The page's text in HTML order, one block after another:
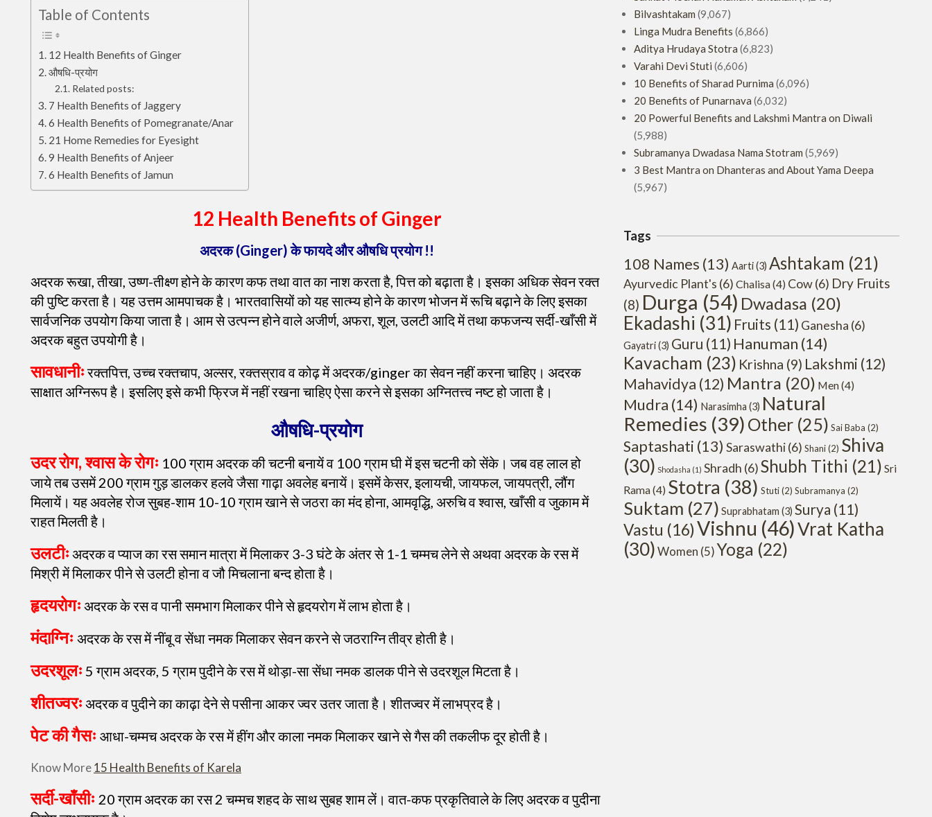
Table of Contents
12 Health Benefits of Ginger
औषधि-प्रयोग
Related posts:
7 Health Benefits of Jaggery
6 Health Benefits of Pomegranate/Anar
21 Home Remedies for Eyesight
9 Health Benefits of Anjeer
6 Health Benefits of Jamun
12 Health Benefits of Ginger
अदरक (Ginger) के फायदे और औषधि प्रयोग !!
अदरक रूखा, तीखा, उष्ण-तीक्ष्ण होने के कारण कफ तथा वात का नाश करता है, पित्त को बढ़ाता है। इसका अधिक सेवन रक्त
की पुष्टि करता है। यह उत्तम आमपाचक है। भारतवासियों को यह सात्म्य होने के कारण भोजन में रूचि बढ़ाने के लिए इसका
सार्वजनिक उपयोग किया जाता है। आम से उत्पन्न होने वाले अजीर्ण, अफरा, शूल, उलटी आदि में तथा कफजन्य सर्दी-खाँसी में
अदरक बहुत उपयोगी है।
सावधानीःरक्तपित्त, उच्च रक्तचाप, अल्सर, रक्तस्राव व कोढ़ में अदरक/ginger का सेवन नहीं करना चाहिए। अदरक
साक्षात अग्निरूप है। इसलिए इसे कभी फ्रिज में नहीं रखना चाहिए ऐसा करने से इसका अग्नितत्त्व नष्ट हो जाता है।
औषधि-प्रयोग
उदर रोग, श्वास के रोगः 100 ग्राम अदरक की चटनी बनायें व 100 ग्राम घी में इस चटनी को सेंके। जब वह लाल हो
जाये तब उसमें 200 ग्राम गुड़ डालकर हलवे जैसा गाढ़ा अवलेह बनायें। इसमें केसर, इलायची, जायफल, जायपत्री, लौंग
मिलायें। यह अवलेह रोज सुबह-शाम 10-10 ग्राम खाने से जठरा का मंद होना, आमवृद्धि, अरुचि व श्वास, खाँसी व जुकाम में
राहत मिलती है।
उलटीःअदरक व प्याज का रस समान मात्रा में मिलाकर 3-3 घंटे के अंतर से 1-1 चम्मच लेने से अथवा अदरक के रस में
मिश्री में मिलाकर पीने से उलटी होना व जौ मिचलाना बन्द होता है।
हृदयरोगःअदरक के रस व पानी समभाग मिलाकर पीने से हृदयरोग में लाभ होता है।
मंदाग्निः अदरक के रस में नींबू व सेंधा नमक मिलाकर सेवन करने से जठराग्नि तीव्र होती है।
उदरशूलः5 ग्राम अदरक, 5 ग्राम पुदीने के रस में थोड़ा-सा सेंधा नमक डालक पीने से उदरशूल मिटता है।
शीतज्वरःअदरक व पुदीने का काढ़ा देने से पसीना आकर ज्वर उतर जाता है। शीतज्वर में लाभप्रद है।
पेट की गैसः आधा-चम्मच अदरक के रस में हींग और काला नमक मिलाकर खाने से गैस की तकलीफ दूर होती है।
Know More15 Health Benefits of Karela
सर्दी-खाँसीः 20 ग्राम अदरक का रस 2 चम्मच शहद के साथ सुबह शाम लें। वात-कफ प्रकृतिवाले के लिए अदरक व पुदीना
Bilvashtakam (9,067)
Linga Mudra Benefits (6,866)
Aditya Hrudaya Stotra (6,823)
Varahi Devi Stuti (6,606)
10 Benefits of Sharad Purnima (6,096)
20 Benefits of Punarnava (6,032)
20 Powerful Benefits and Lakshmi Mantra on Diwali
(5,988)
Subramanya Dwadasa Nama Stotram (5,969)
3 Best Mantra on Dhanteras and About Yama Deepa
(5,967)
Tags
108 Names (13) Aarti(3) Ashtakam (21)
Ayurvedic Plant's (6) Chalisa(4) Cow(6) Dry Fruits
(8) Durga (54) Dwadasa (20)
Ekadashi (31) Fruits (11) Ganesha (6)
Gayatri(3) Guru (11) Hanuman (14)
Kavacham (23) Krishna (9) Lakshmi (12)
Mahavidya (12) Mantra (20) Men(4)
Mudra (14) Narasimha (3) Natural
Remedies (39) Other (25) Sai Baba (2)
Saptashati (13) Saraswathi(6) Shani(2) Shiva
(30) Shodasha (1) Shradh (6)Shubh Tithi (21) Sri
Rama(4) Stotra (38) Stuti(2) Subramanya (2)
Suktam (27) Suprabhatam (3) Surya (11)
Vastu (16)Vishnu (46)Vrat Katha
(30)Women (5)Yoga (22)